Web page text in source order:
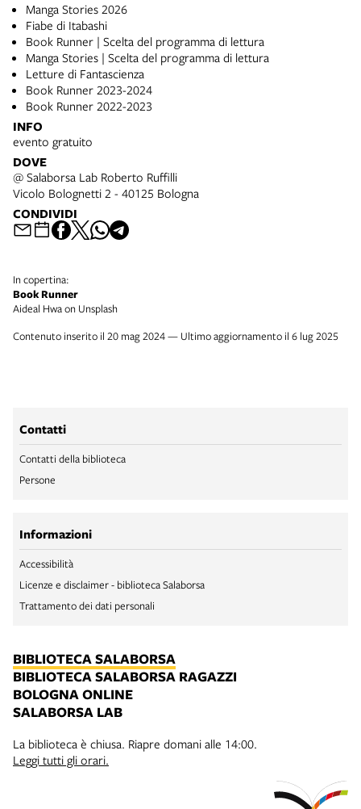
Manga Stories 2026
Fiabe di Itabashi
Book Runner | Scelta del programma di lettura
Manga Stories | Scelta del programma di lettura
Letture di Fantascienza
Book Runner 2023-2024
Book Runner 2022-2023
INFO
evento gratuito
DOVE
@ Salaborsa Lab Roberto Ruffilli
Vicolo Bolognetti 2 - 40125 Bologna
CONDIVIDI
In copertina:
Book Runner
Aideal Hwa on Unsplash
Contenuto inserito il 20 mag 2024 — Ultimo aggiornamento il 6 lug 2025
Contatti
Contatti della biblioteca
Persone
Informazioni
Accessibilità
Licenze e disclaimer - biblioteca Salaborsa
Trattamento dei dati personali
BIBLIOTECA SALABORSA
BIBLIOTECA SALABORSA RAGAZZI
BOLOGNA ONLINE
SALABORSA LAB
La biblioteca è chiusa. Riapre domani alle 14:00.
Leggi tutti gli orari.